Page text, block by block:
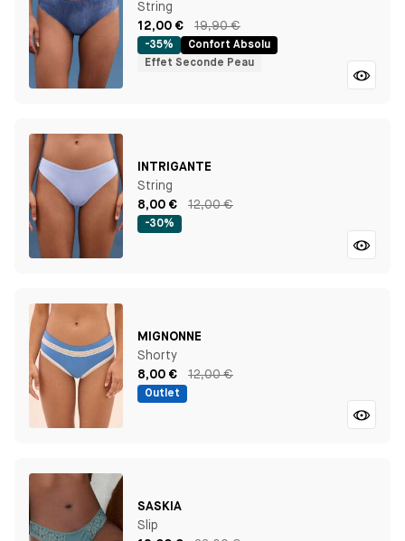
String
12,00 €
19,90 €
-35%
Confort Absolu
Effet Seconde Peau
INTRIGANTE
String
8,00 €
12,00 €
-30%
MIGNONNE
Shorty
8,00 €
12,00 €
Outlet
SASKIA
Slip